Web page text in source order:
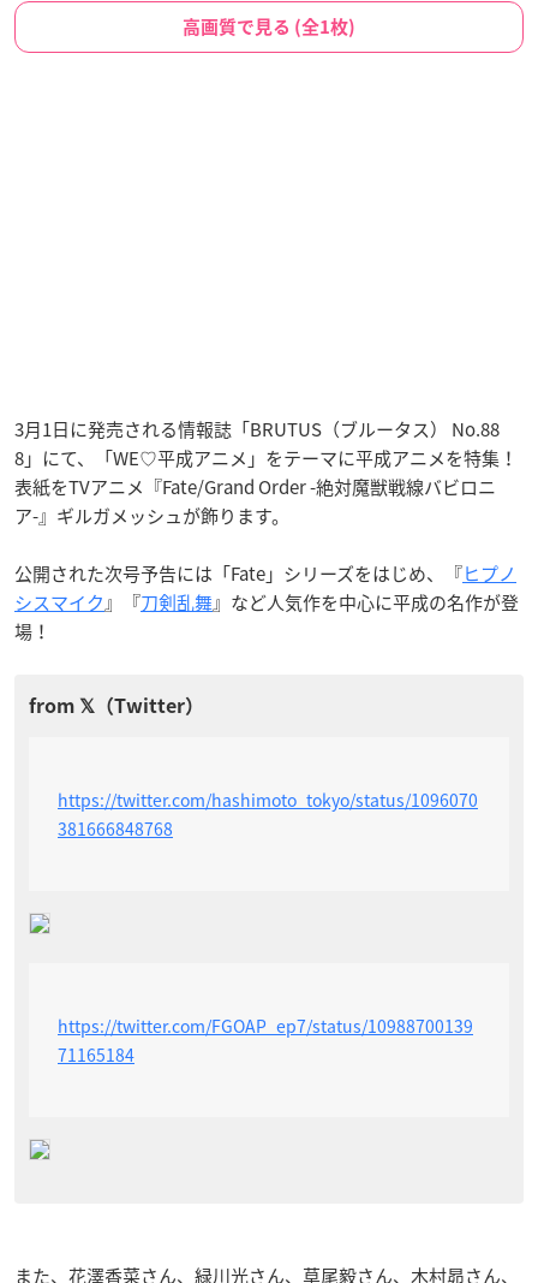
高画質で見る (全1枚)
3月1日に発売される情報誌「BRUTUS（ブルータス） No.88
8」にて、「WE♡平成アニメ」をテーマに平成アニメを特集！
表紙をTVアニメ『Fate/Grand Order -絶対魔獣戦線バビロニ
ア-』ギルガメッシュが飾ります。
公開された次号予告には「Fate」シリーズをはじめ、『ヒプノ
シスマイク』『刀剣乱舞』など人気作を中心に平成の名作が登
場！
https://twitter.com/hashimoto_tokyo/status/1096070
381666848768
https://twitter.com/FGOAP_ep7/status/10988700139
71165184
また、花澤香菜さん、緑川光さん、草尾毅さん、木村昴さん、